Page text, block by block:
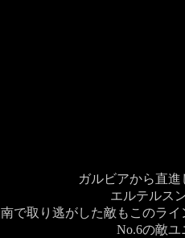
ガルビアから直
エルテルス
南で取り逃がした敵もこのラ
No.6の敵